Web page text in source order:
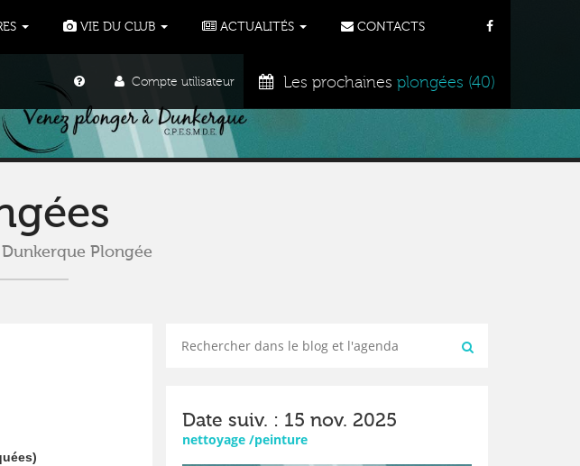
VIE DU CLUB ACTUALITÉS CONTACTS
Les prochaines plongées (40)
Compte utilisateur
Plongée
Date suiv. : 15 nov. 2025
nettoyage /peinture